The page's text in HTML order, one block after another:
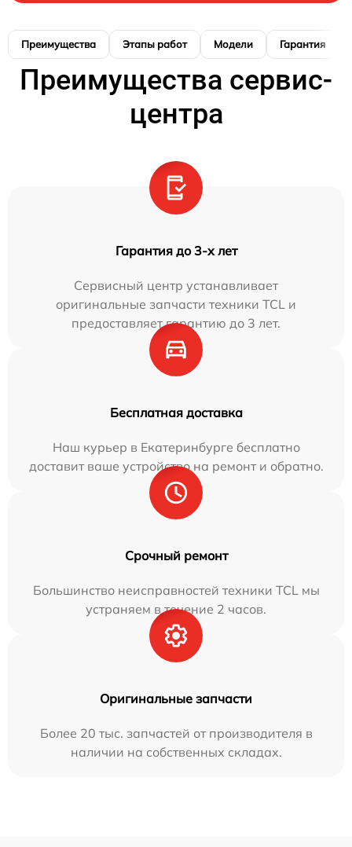
Преимущества Этапы работ Модели Гарантия
Преимущества сервис-
центра
Гарантия до 3-х лет
Сервисный центр устанавливает
оригинальные запчасти техники TCL и
предоставляет гарантию до 3 лет.
Бесплатная доставка
Наш курьер в Екатеринбурге бесплатно
доставит ваше устройство на ремонт и обратно.
Срочный ремонт
Большинство неисправностей техники TCL мы
устраняем в течение 2 часов.
Оригинальные запчасти
Более 20 тыс. запчастей от производителя в
наличии на собственных складах.